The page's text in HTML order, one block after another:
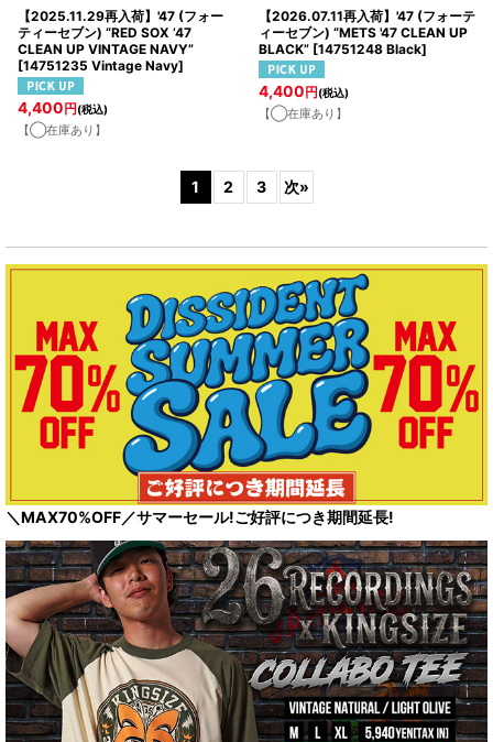
【2025.11.29再入荷】'47 (フォー
ティーセブン) “RED SOX ’47
CLEAN UP VINTAGE NAVY”
[14751235 Vintage Navy]
4,400円(税込)
【◯在庫あり】
【2026.07.11再入荷】'47 (フォーテ
ィーセブン) “METS '47 CLEAN UP
BLACK” [14751248 Black]
4,400円(税込)
【◯在庫あり】
1 2 3 次»
＼MAX70%OFF／サマーセール!ご好評につき期間延長!